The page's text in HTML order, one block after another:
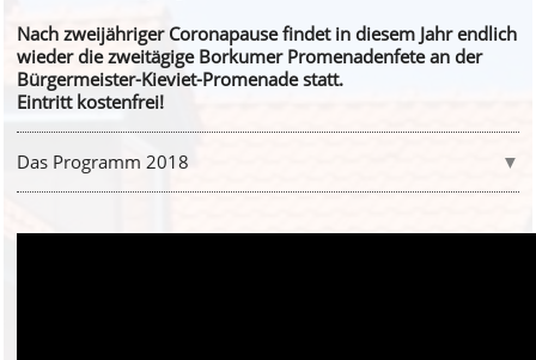
Nach zweijähriger Coronapause findet in diesem Jahr endlich
wieder die zweitägige Borkumer Promenadenfete an der
Bürgermeister-Kieviet-Promenade statt.
Eintritt kostenfrei!
Das Programm 2018